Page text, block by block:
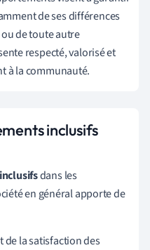
de ses différences
de toute autre
respecté, valorisé et
à la communauté.
inclusifs
dans les
en général apporte de
la satisfaction des